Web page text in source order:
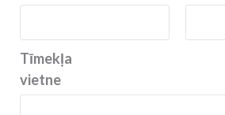
Tīmekļa
vietne